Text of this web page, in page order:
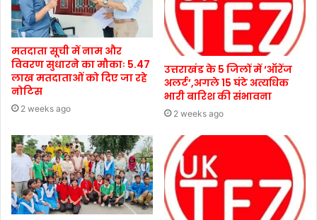
मतदाता सूची में नाम और
विवरण सुधारने का मौकाः 5.47
लाख मतदाताओं को दिए जा रहे
नोटिस
2 weeks ago
उत्तराखंड के 5 जिलों में ‘ऑरेंज
अलर्ट’,अगले 15 घंटे अत्यधिक
भारी बारिश की संभावना
2 weeks ago